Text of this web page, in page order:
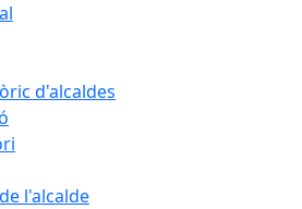
d'alcaldes
l'alcalde